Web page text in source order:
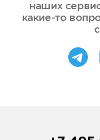
наших
какие-то